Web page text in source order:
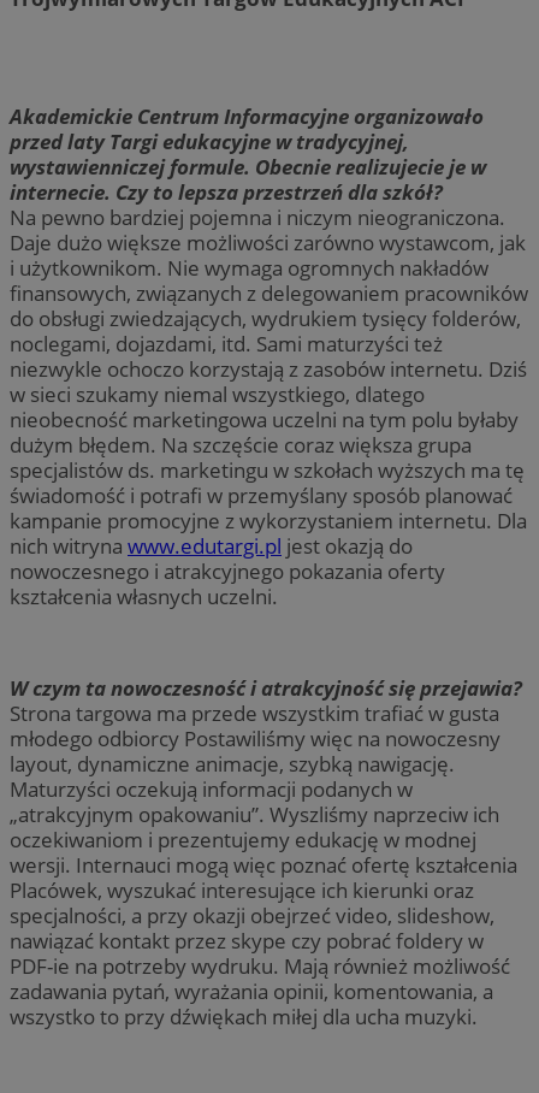
Akademickie Centrum Informacyjne organizowało
przed laty Targi edukacyjne w tradycyjnej,
wystawienniczej formule. Obecnie realizujecie je w
internecie. Czy to lepsza przestrzeń dla szkół?
Na pewno bardziej pojemna i niczym nieograniczona.
Daje dużo większe możliwości zarówno wystawcom, jak
i użytkownikom. Nie wymaga ogromnych nakładów
finansowych, związanych z delegowaniem pracowników
do obsługi zwiedzających, wydrukiem tysięcy folderów,
noclegami, dojazdami, itd. Sami maturzyści też
niezwykle ochoczo korzystają z zasobów internetu. Dziś
w sieci szukamy niemal wszystkiego, dlatego
nieobecność marketingowa uczelni na tym polu byłaby
dużym błędem. Na szczęście coraz większa grupa
specjalistów ds. marketingu w szkołach wyższych ma tę
świadomość i potrafi w przemyślany sposób planować
kampanie promocyjne z wykorzystaniem internetu. Dla
nich witryna www.edutargi.pl jest okazją do
nowoczesnego i atrakcyjnego pokazania oferty
kształcenia własnych uczelni.
W czym ta nowoczesność i atrakcyjność się przejawia?
Strona targowa ma przede wszystkim trafiać w gusta
młodego odbiorcy Postawiliśmy więc na nowoczesny
layout, dynamiczne animacje, szybką nawigację.
Maturzyści oczekują informacji podanych w
„atrakcyjnym opakowaniu”. Wyszliśmy naprzeciw ich
oczekiwaniom i prezentujemy edukację w modnej
wersji. Internauci mogą więc poznać ofertę kształcenia
Placówek, wyszukać interesujące ich kierunki oraz
specjalności, a przy okazji obejrzeć video, slideshow,
nawiązać kontakt przez skype czy pobrać foldery w
PDF-ie na potrzeby wydruku. Mają również możliwość
zadawania pytań, wyrażania opinii, komentowania, a
wszystko to przy dźwiękach miłej dla ucha muzyki.